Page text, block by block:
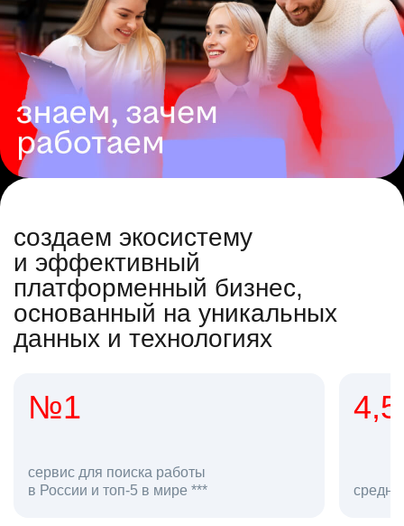
создаем экосистему
и эффективный
платформенный бизнес,
основанный на уникальных
данных и технологиях
4,5
средняя оценка hh.ru как работодателя **
в